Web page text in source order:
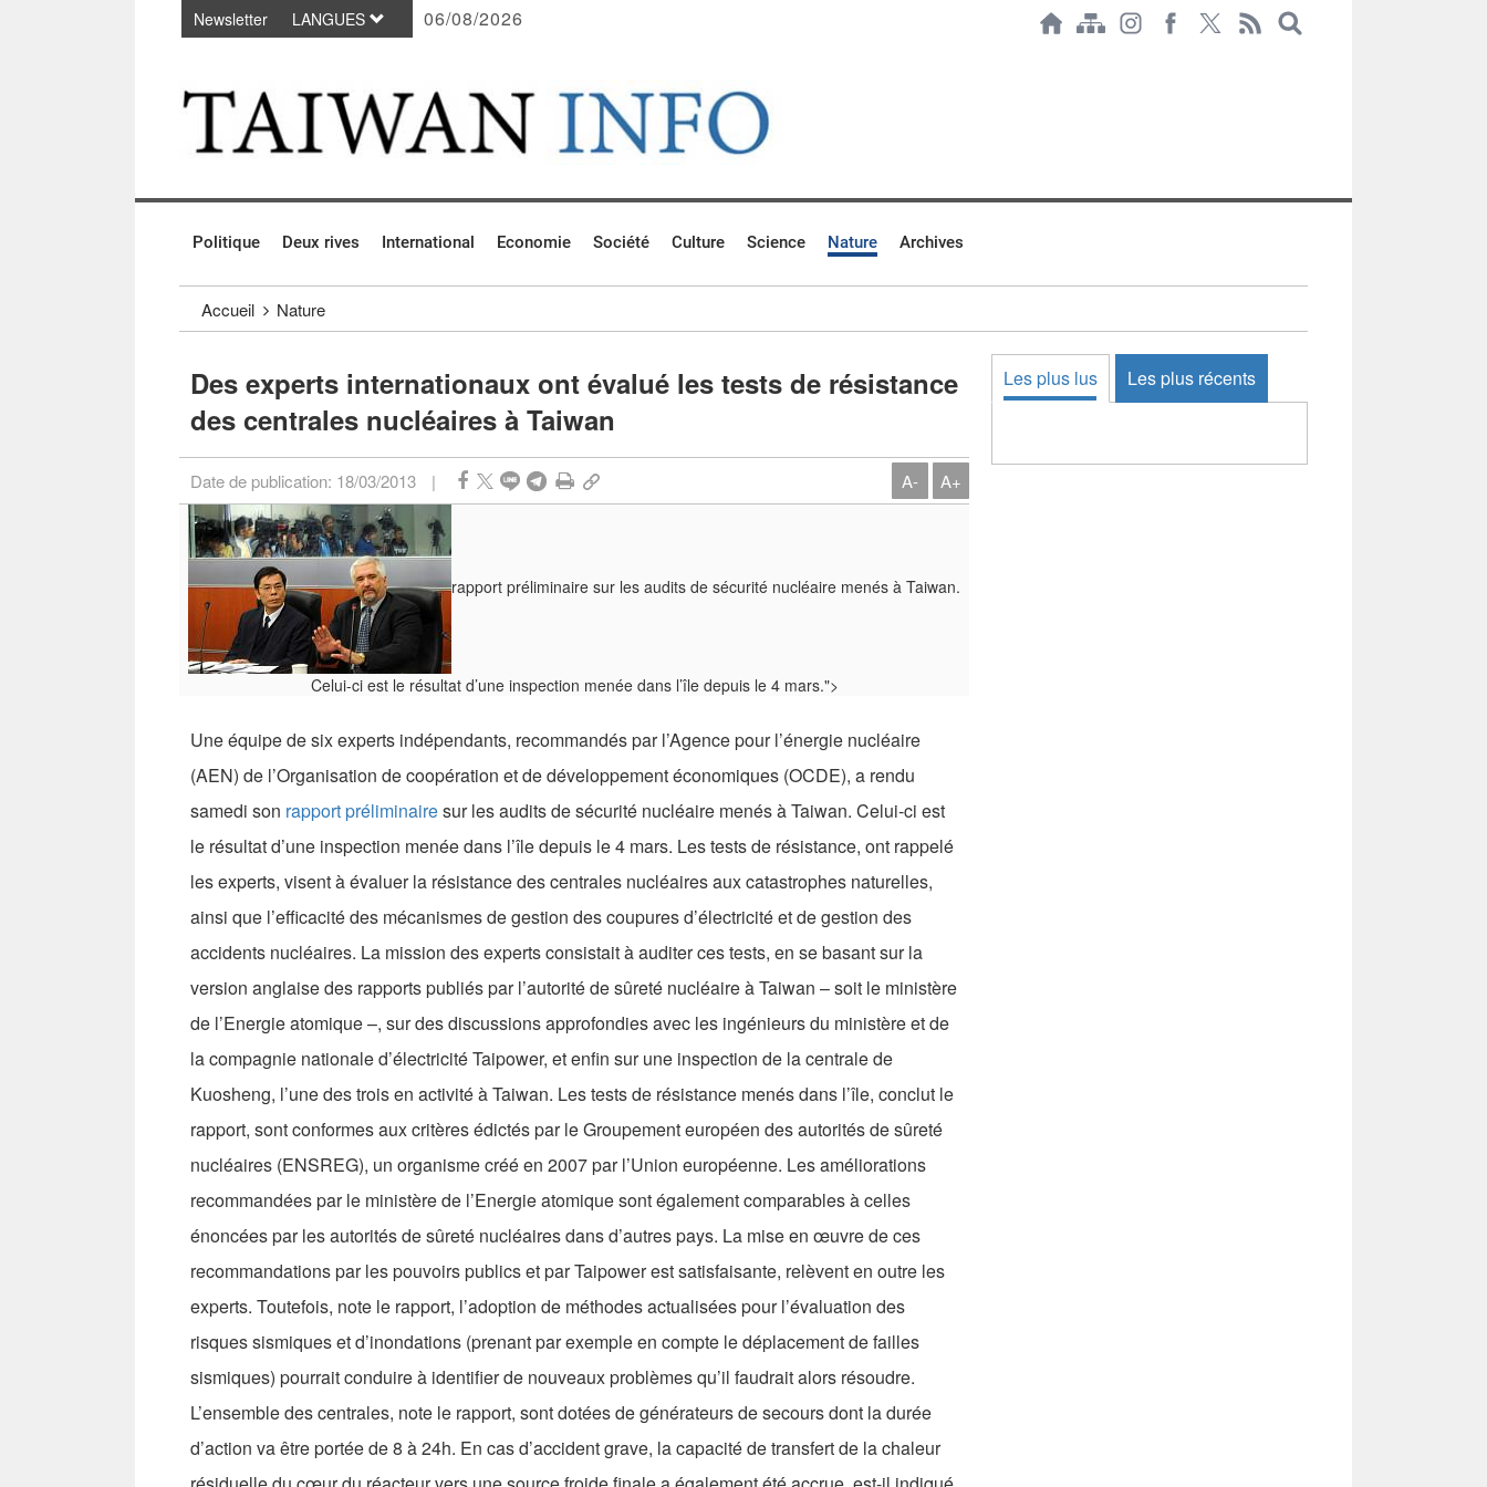
Passer au contenu principal
Newsletter LANGUES 06/08/2026
Politique Deux rives International Economie Société Culture Science Nature Archives
Accueil Nature
Des experts internationaux ont évalué les tests de résistance
des centrales nucléaires à Taiwan
Date de publication: 18/03/2013 | A- A+
rapport préliminaire sur les audits de sécurité nucléaire menés à Taiwan.
Celui-ci est le résultat d’une inspection menée dans l’île depuis le 4 mars.">
Une équipe de six experts indépendants, recommandés par l’Agence pour l’énergie nucléaire
(AEN) de l’Organisation de coopération et de développement économiques (OCDE), a rendu
samedi son rapport préliminairesur les audits de sécurité nucléaire menés à Taiwan. Celui-ci est
le résultat d’une inspection menée dans l’île depuis le 4 mars. Les tests de résistance, ont rappelé
les experts, visent à évaluer la résistance des centrales nucléaires aux catastrophes naturelles,
ainsi que l’efficacité des mécanismes de gestion des coupures d’électricité et de gestion des
accidents nucléaires. La mission des experts consistait à auditer ces tests, en se basant sur la
version anglaise des rapports publiés par l’autorité de sûreté nucléaire à Taiwan – soit le ministère
de l’Energie atomique –, sur des discussions approfondies avec les ingénieurs du ministère et de
la compagnie nationale d’électricité Taipower, et enfin sur une inspection de la centrale de
Kuosheng, l’une des trois en activité à Taiwan. Les tests de résistance menés dans l’île, conclut le
rapport, sont conformes aux critères édictés par le Groupement européen des autorités de sûreté
nucléaires (ENSREG), un organisme créé en 2007 par l’Union européenne. Les améliorations
recommandées par le ministère de l’Energie atomique sont également comparables à celles
énoncées par les autorités de sûreté nucléaires dans d’autres pays. La mise en œuvre de ces
recommandations par les pouvoirs publics et par Taipower est satisfaisante, relèvent en outre les
experts. Toutefois, note le rapport, l’adoption de méthodes actualisées pour l’évaluation des
risques sismiques et d’inondations (prenant par exemple en compte le déplacement de failles
sismiques) pourrait conduire à identifier de nouveaux problèmes qu’il faudrait alors résoudre.
L’ensemble des centrales, note le rapport, sont dotées de générateurs de secours dont la durée
d’action va être portée de 8 à 24h. En cas d’accident grave, la capacité de transfert de la chaleur
Les plus lus Les plus récents